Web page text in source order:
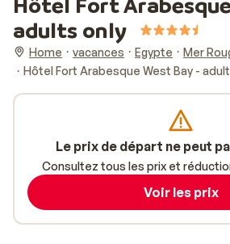
adults only
Home vacances Egypte Mer
Hôtel Fort Arabesque West Bay -
Le prix de départ ne peut
Consultez tous les prix et
Voir les prix